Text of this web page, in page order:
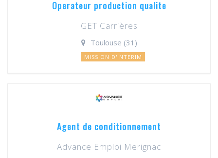
Operateur production qualite
GET Carrières
Toulouse (31)
MISSION D'INTERIM
Agent de conditionnement
Advance Emploi Merignac